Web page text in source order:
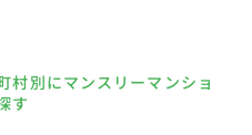
村別にマンスリーマンショ
す